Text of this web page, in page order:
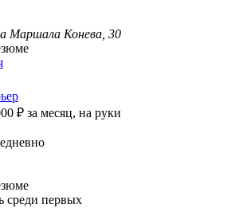
Маршала Конева, 30
₽ за месяц, на руки
среди первых